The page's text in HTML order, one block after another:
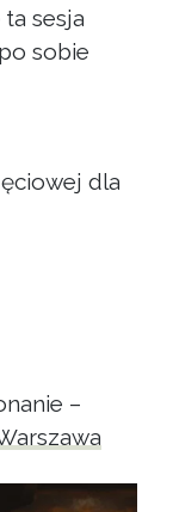
sesja
sobie
dla
–